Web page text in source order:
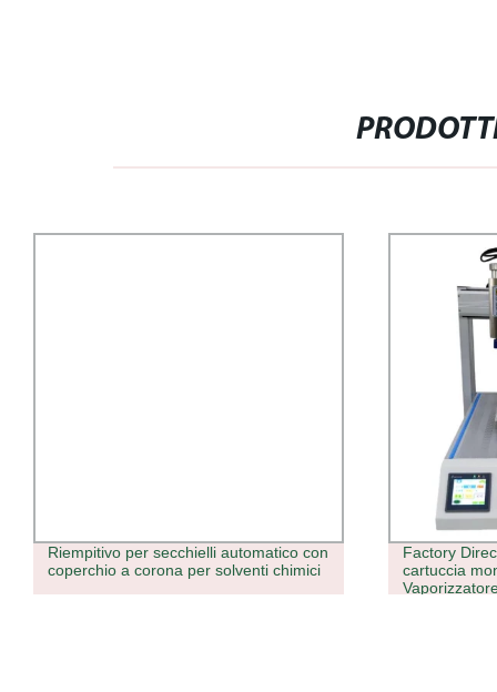
Riempitivo per secchielli automatico con
coperchio a corona per solventi chimici
Factory
cartuccia